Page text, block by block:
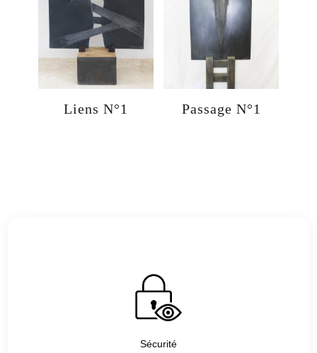
Liens N°1 Passage N°1
Sécurité